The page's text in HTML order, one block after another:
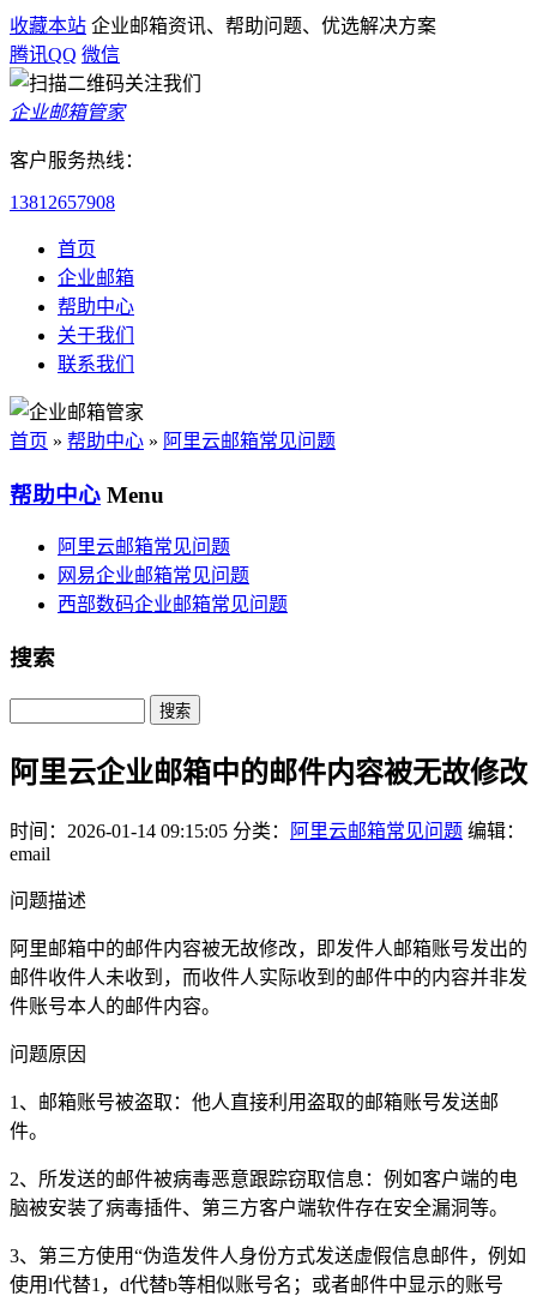
收藏本站 企业邮箱资讯、帮助问题、优选解决方案
腾讯QQ 微信
企业邮箱管家
客户服务热线：
13812657908
首页
企业邮箱
帮助中心
关于我们
联系我们
首页 » 帮助中心 » 阿里云邮箱常见问题
帮助中心 Menu
阿里云邮箱常见问题
网易企业邮箱常见问题
西部数码企业邮箱常见问题
搜索
Search
阿里云企业邮箱中的邮件内容被无故修改
时间：2026-01-14 09:15:05 分类： 阿里云邮箱常见问题 编辑：
email
问题描述
阿里邮箱中的邮件内容被无故修改，即发件人邮箱账号发出的
邮件收件人未收到，而收件人实际收到的邮件中的内容并非发
件账号本人的邮件内容。
问题原因
1、邮箱账号被盗取：他人直接利用盗取的邮箱账号发送邮
件。
2、所发送的邮件被病毒恶意跟踪窃取信息：例如客户端的电
脑被安装了病毒插件、第三方客户端软件存在安全漏洞等。
3、第三方使用“伪造发件人身份方式发送虚假信息邮件，例如
使用l代替1，d代替b等相似账号名；或者邮件中显示的账号